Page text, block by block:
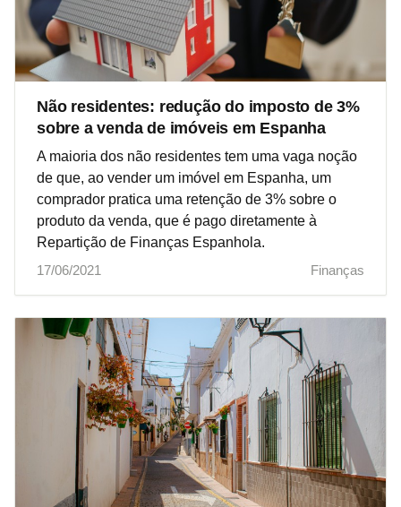
Não residentes: redução do imposto de 3%
sobre a venda de imóveis em Espanha
A maioria dos não residentes tem uma vaga noção
de que, ao vender um imóvel em Espanha, um
comprador pratica uma retenção de 3% sobre o
produto da venda, que é pago diretamente à
Repartição de Finanças Espanhola.
17/06/2021
Finanças